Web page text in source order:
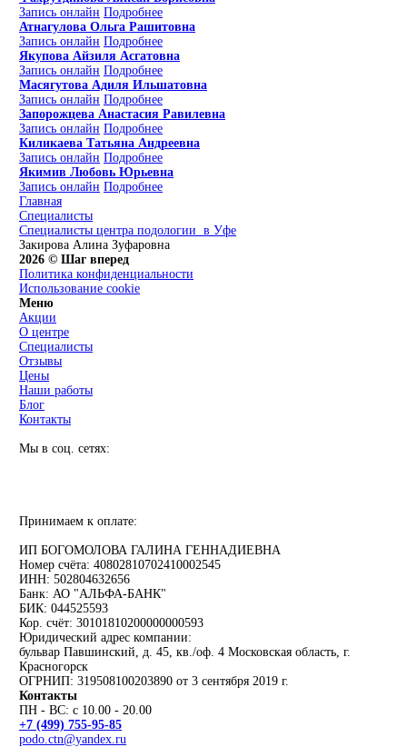
Запись онлайн Подробнее
Атнагулова Ольга Рашитовна
Запись онлайн Подробнее
Якупова Айзиля Асгатовна
Запись онлайн Подробнее
Масягутова Адиля Ильшатовна
Запись онлайн Подробнее
Запорожцева Анастасия Равилевна
Запись онлайн Подробнее
Киликаева Татьяна Андреевна
Запись онлайн Подробнее
Якимив Любовь Юрьевна
Запись онлайн Подробнее
Главная
Специалисты
Специалисты центра подологии в Уфе
Закирова Алина Зуфаровна
2026 © Шаг вперед
Политика конфиденциальности
Использование cookie
Меню
Акции
О центре
Специалисты
Отзывы
Цены
Наши работы
Блог
Контакты
Мы в соц. сетях:
Принимаем к оплате:
ИП БОГОМОЛОВА ГАЛИНА ГЕННАДИЕВНА
Номер счёта: 40802810702410002545
ИНН: 502804632656
Банк: АО "АЛЬФА-БАНК"
БИК: 044525593
Кор. счёт: 30101810200000000593
Юридический адрес компании:
бульвар Павшинский, д. 45, кв./оф. 4 Московская область, г.
Красногорск
ОГРНИП: 319508100203890 от 3 сентября 2019 г.
Контакты
ПН - ВС: с 10.00 - 20.00
+7 (499) 755-95-85
podo.ctn@yandex.ru